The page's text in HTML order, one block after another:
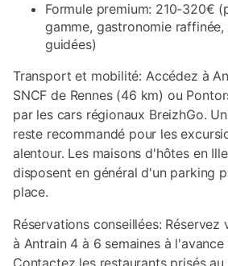
Formule premium: 210-320€
gamme, gastronomie raffinée,
guidées)
Transport et mobilité: Accédez à
SNCF de Rennes (46 km) ou
par les cars régionaux BreizhGo.
reste recommandé pour les
alentour. Les maisons d'hôtes en
disposent en général d'un parking
place.
Réservations conseillées: Réservez
à Antrain 4 à 6 semaines à l'avance
Contactez les restaurants prisés au